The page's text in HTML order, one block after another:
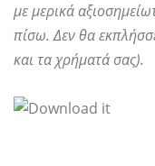
με μερικά
πίσω. Δεν θα
και τα χρήματά σας).